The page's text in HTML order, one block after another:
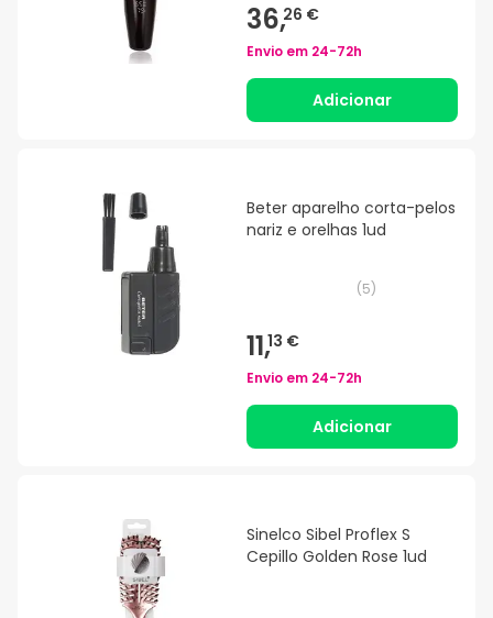
36,26 €
Envio em 24-72h
Adicionar
Beter aparelho corta-pelos
nariz e orelhas 1ud
(5)
11,13 €
Envio em 24-72h
Adicionar
Sinelco Sibel Proflex S
Cepillo Golden Rose 1ud